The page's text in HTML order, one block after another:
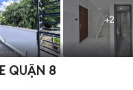
+2
QUẬN 8